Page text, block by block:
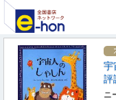
宇
評
ニ